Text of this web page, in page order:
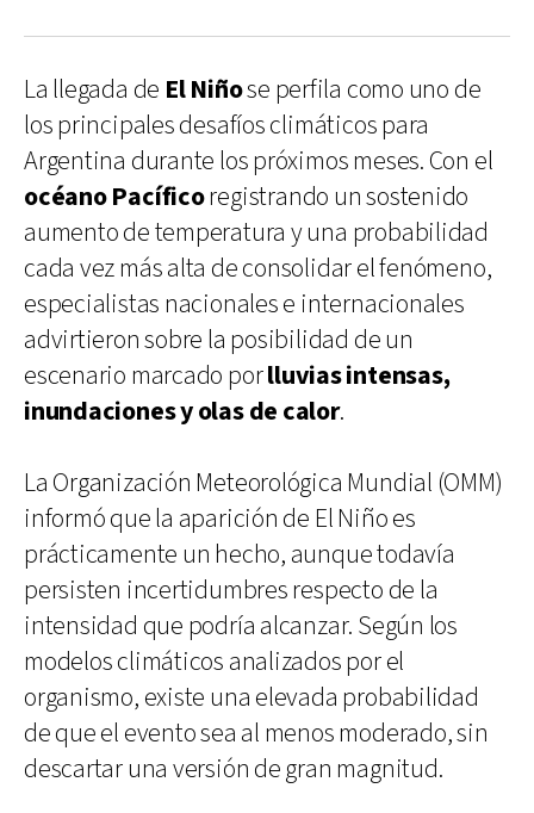
La llegada de El Niñose perfila como uno de
los principales desafíos climáticos para
Argentina durante los próximos meses. Con el
océano Pacíficoregistrando un sostenido
aumento de temperatura y una probabilidad
cada vez más alta de consolidar el fenómeno,
especialistas nacionales e internacionales
advirtieron sobre la posibilidad de un
escenario marcado porlluvias intensas,
inundaciones y olas de calor.
La Organización Meteorológica Mundial (OMM)
informó que la aparición de El Niño es
prácticamente un hecho, aunque todavía
persisten incertidumbres respecto de la
intensidad que podría alcanzar. Según los
modelos climáticos analizados por el
organismo, existe una elevada probabilidad
de que el evento sea al menos moderado, sin
descartar una versión de gran magnitud.